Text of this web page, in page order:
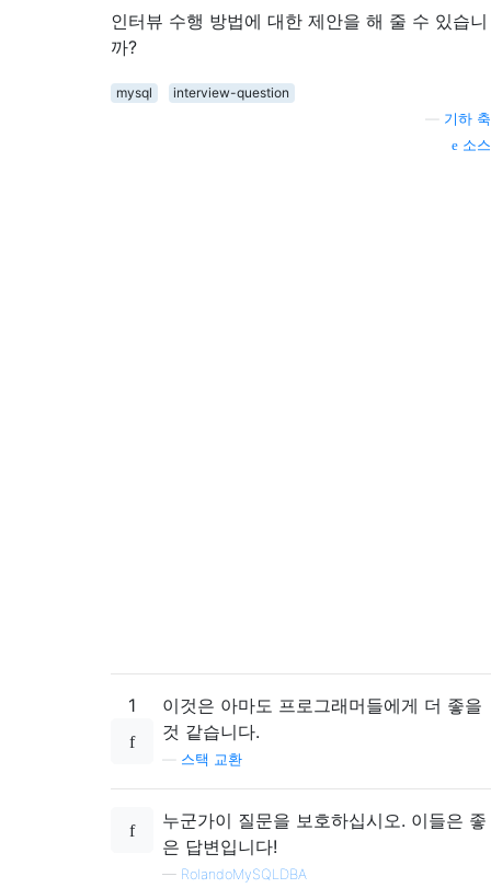
인터뷰 수행 방법에 대한 제안을 해 줄 수 있습니
까?
mysql
interview-question
기하 축
소스
1
이것은 아마도 프로그래머들에게 더 좋을
것 같습니다.
스택 교환
누군가이 질문을 보호하십시오. 이들은 좋
은 답변입니다!
— RolandoMySQLDBA